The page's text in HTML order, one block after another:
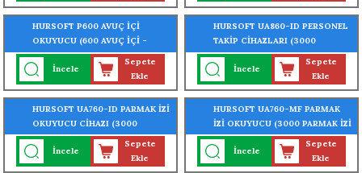
HURSOFT P600 AVUÇ İÇİ
OKUYUCU (600 AVUÇ İÇİ -
3000 PARMAK İZİ OKUMA
ÖZELLİĞİ)
İncele
Sepete
Ekle
HURSOFT UA860-ID PERSONEL
TAKİP CİHAZLARI (3000
PARMAK İZİ OKUMA ÖZELLİĞİ)
İncele
Sepete
Ekle
HURSOFT UA760-ID PARMAK İZİ
OKUYUCU CİHAZI (3000
PARMAK İZİ - 3000 KART
OKUMA ÖZELLİĞİ) + WİFİ
ÖZELLİĞİ
İncele
Sepete
Ekle
HURSOFT UA760-MF PARMAK
İZİ OKUYUCU (3000 PARMAK İZİ
- 3000 KART OKUMA ÖZELLİĞİ)
+ WİFİ ÖZELLİĞİ
İncele
Sepete
Ekle